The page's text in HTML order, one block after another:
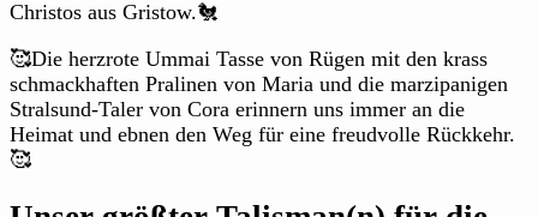
Christos aus Gristow.🐔
🥰Die herzrote Ummai Tasse von Rügen mit den krass
schmackhaften Pralinen von Maria und die marzipanigen
Stralsund-Taler von Cora erinnern uns immer an die
Heimat und ebnen den Weg für eine freudvolle Rückkehr.
🥰